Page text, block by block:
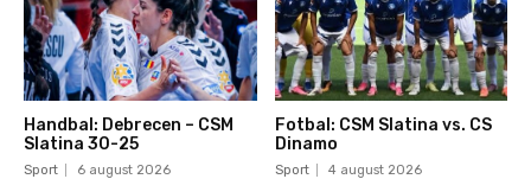
Handbal: Debrecen – CSM
Slatina 30-25
Sport 6 august 2026
Fotbal: CSM Slatina vs. CS
Dinamo
Sport 4 august 2026